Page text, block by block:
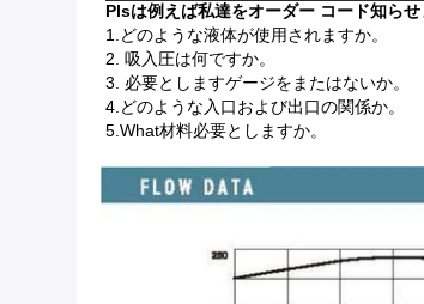
Plsは例えば私達をオーダー コード知ら
1.どのような液体が使用されますか。
2. 吸入圧は何ですか。
3. 必要としますゲージをまたはないか。
4.どのような入口および出口の関係か。
5.What材料必要としますか。